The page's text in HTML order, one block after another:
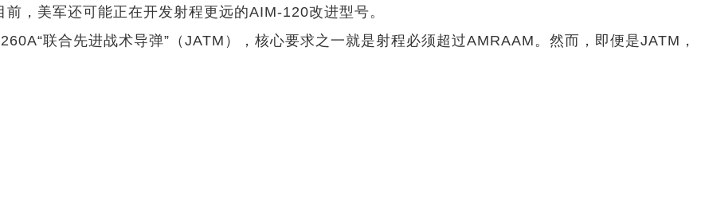
，美军还可能正在开发射程更远的AIM-120改进型号。
联合先进战术导弹”（JATM），核心要求之一就是射程必须超过AMRAAM。然而，即便是JATM，